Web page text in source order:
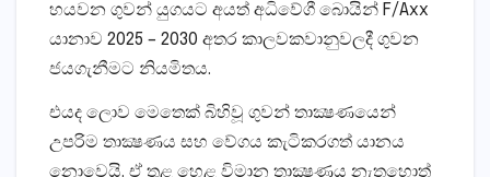
හයවන ගුවන් යුගයට අයත් අධිවේගී බොයින් F/Axx
යානාව 2025 – 2030 අතර කාලවකවානුවලදී ගුවන
ජයගැනීමට නියමිතය.
එයද ලොව මෙතෙක් බිහිවූ ගුවන් තාක්‍ෂණයෙන්
උපරිම තාක්‍ෂණය සහ වේගය කැටිකරගත් යානය
නොවෙයි. ඒ තුළ හෙළ විමාන තාක්‍ෂණය නැතහොත්